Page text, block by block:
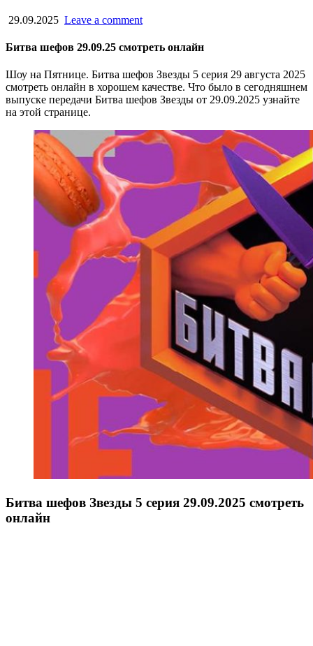
29.09.2025 Leave a comment
Битва шефов 29.09.25 смотреть онлайн
Шоу на Пятнице. Битва шефов Звезды 5 серия 29 августа 2025
смотреть онлайн в хорошем качестве. Что было в сегодняшнем
выпуске передачи Битва шефов Звезды от 29.09.2025 узнайте
на этой странице.
Битва шефов Звезды 5 серия 29.09.2025 смотреть
онлайн